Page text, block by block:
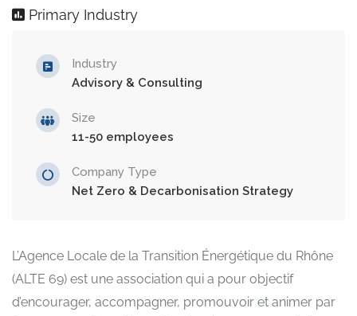
Primary Industry
Industry
Advisory & Consulting
Size
11-50 employees
Company Type
Net Zero & Decarbonisation Strategy
L’Agence Locale de la Transition Énergétique du Rhône
(ALTE 69) est une association qui a pour objectif
d’encourager, accompagner, promouvoir et animer par